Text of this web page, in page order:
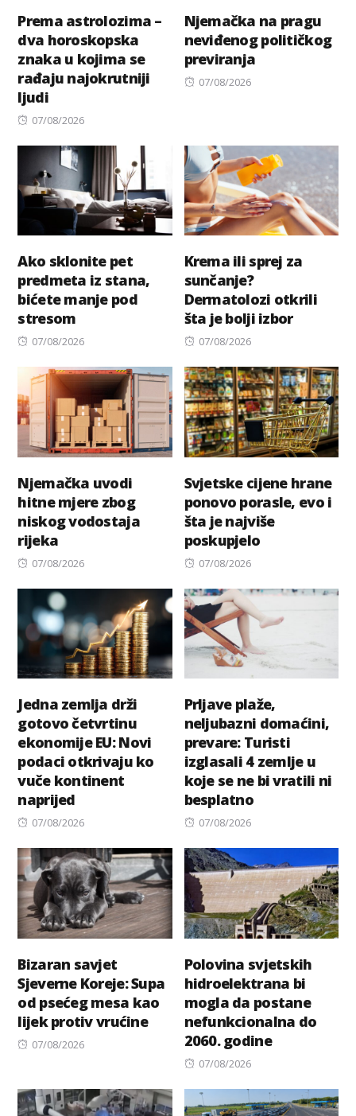
Prema astrolozima –
dva horoskopska
znaka u kojima se
rađaju najokrutniji
ljudi
Posted
07/08/2026
Njemačka na pragu
neviđenog političkog
previranja
Posted
07/08/2026
Ako sklonite pet
predmeta iz stana,
bićete manje pod
stresom
Posted
07/08/2026
Krema ili sprej za
sunčanje?
Dermatolozi otkrili
šta je bolji izbor
Posted
07/08/2026
Njemačka uvodi
hitne mjere zbog
niskog vodostaja
rijeka
Posted
07/08/2026
Svjetske cijene hrane
ponovo porasle, evo i
šta je najviše
poskupjelo
Posted
07/08/2026
Jedna zemlja drži
gotovo četvrtinu
ekonomije EU: Novi
podaci otkrivaju ko
vuče kontinent
naprijed
Posted
07/08/2026
Prljave plaže,
neljubazni domaćini,
prevare: Turisti
izglasali 4 zemlje u
koje se ne bi vratili ni
besplatno
Posted
07/08/2026
Bizaran savjet
Sjeverne Koreje: Supa
od psećeg mesa kao
lijek protiv vrućine
Posted
07/08/2026
Polovina svjetskih
hidroelektrana bi
mogla da postane
nefunkcionalna do
2060. godine
Posted
07/08/2026